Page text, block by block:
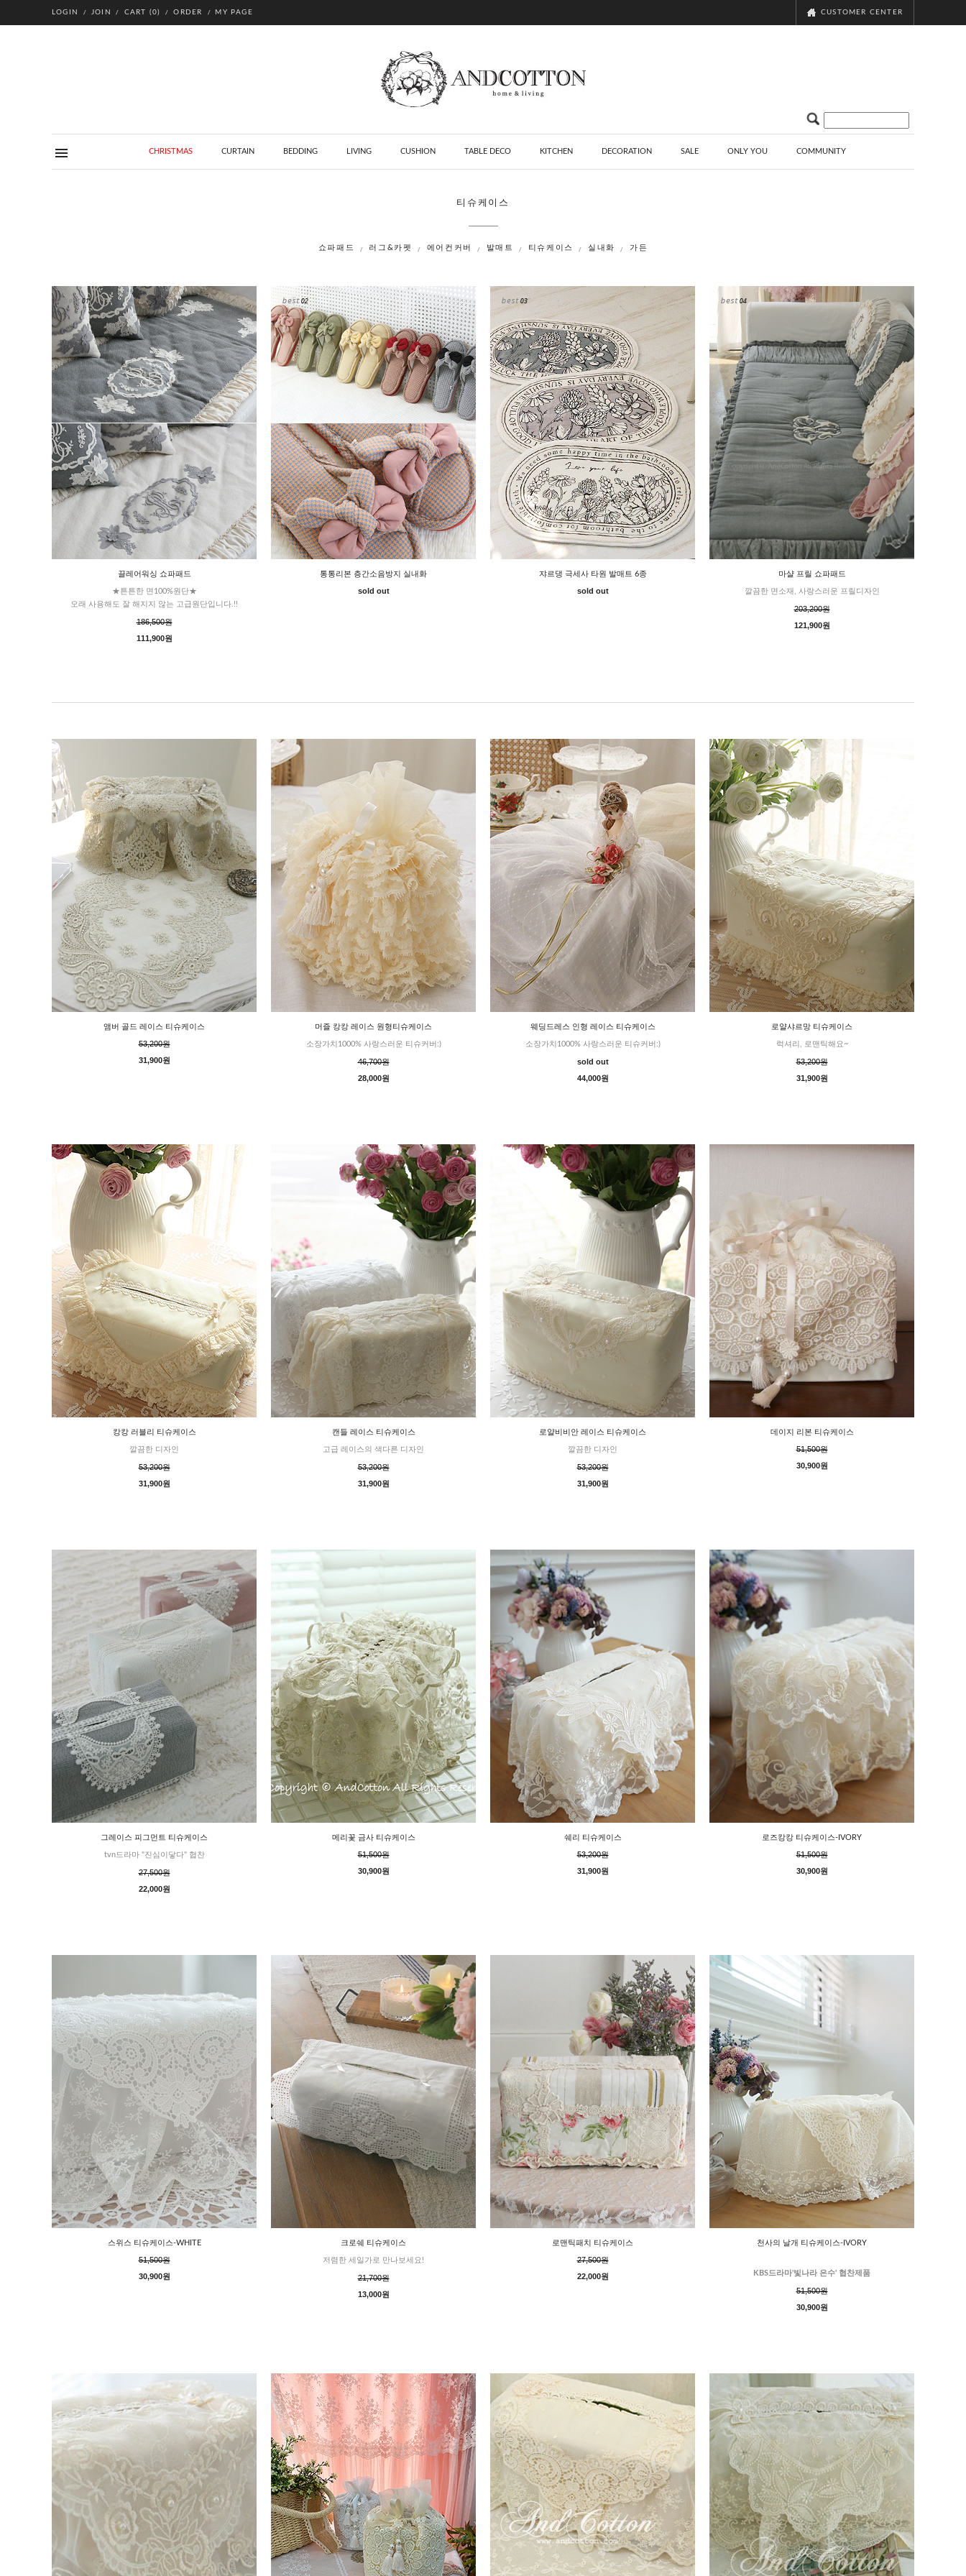
LOGIN JOIN CART (0) ORDER MY PAGE CUSTOMER CENTER
CHRISTMAS CURTAIN BEDDING LIVING CUSHION TABLE DECO KITCHEN DECORATION SALE ONLY YOU COMMUNITY
티슈케이스
쇼파패드 러그&카펫 에어컨커버 발매트 티슈케이스 실내화 가든
끌레어워싱 쇼파패드
★튼튼한 면100%원단★
오래 사용해도 잘 해지지 않는 고급원단입니다.!!
186,500원
111,900원
통통리본 층간소음방지 실내화
sold out
쟈르댕 극세사 타원 발매트 6종
sold out
마샬 프릴 쇼파패드
깔끔한 면소재, 사랑스러운 프릴디자인
203,200원
121,900원
앰버 골드 레이스 티슈케이스
53,200원
31,900원
머즐 캉캉 레이스 원형티슈케이스
소장가치1000% 사랑스러운 티슈커버:)
46,700원
28,000원
웨딩드레스 인형 레이스 티슈케이스
소장가치1000% 사랑스러운 티슈커버:)
sold out
44,000원
로얄샤르망 티슈케이스
럭셔리, 로맨틱해요~
53,200원
31,900원
캉캉 러블리 티슈케이스
깔끔한 디자인
53,200원
31,900원
캔들 레이스 티슈케이스
고급 레이스의 색다른 디자인
53,200원
31,900원
로얄비비안 레이스 티슈케이스
깔끔한 디자인
53,200원
31,900원
데이지 리본 티슈케이스
51,500원
30,900원
그레이스 피그먼트 티슈케이스
tvn드라마 "진심이닿다" 협찬
27,500원
22,000원
메리꽃 금사 티슈케이스
51,500원
30,900원
쉐리 티슈케이스
53,200원
31,900원
로즈캉캉 티슈케이스-IVORY
51,500원
30,900원
스위스 티슈케이스-WHITE
51,500원
30,900원
크로쉐 티슈케이스
저렴한 세일가로 만나보세요!
21,700원
13,000원
로맨틱패치 티슈케이스
27,500원
22,000원
천사의 날개 티슈케이스-IVORY
KBS드라마'빛나라 은수' 협찬제품
51,500원
30,900원